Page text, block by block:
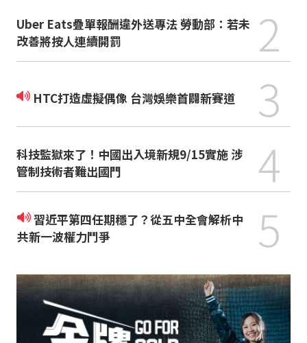
Uber Eats疊單報酬違外送專法 勞動部：若未
改善將按人連續開罰
2
HTC打造虛擬偶像 台灣娛樂首闢新賽道 3
科技監獄來了！中國出入境新規9/15實施 涉
管制技術者難出國門
4
習近平第四任期穩了？從五中全會解析中
共新一波權力鬥爭
5